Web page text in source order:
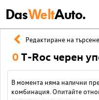
DasWeltAuto.
Редактиране на
0T-Roc черен
В момента няма налични
комбинация. Опитайте